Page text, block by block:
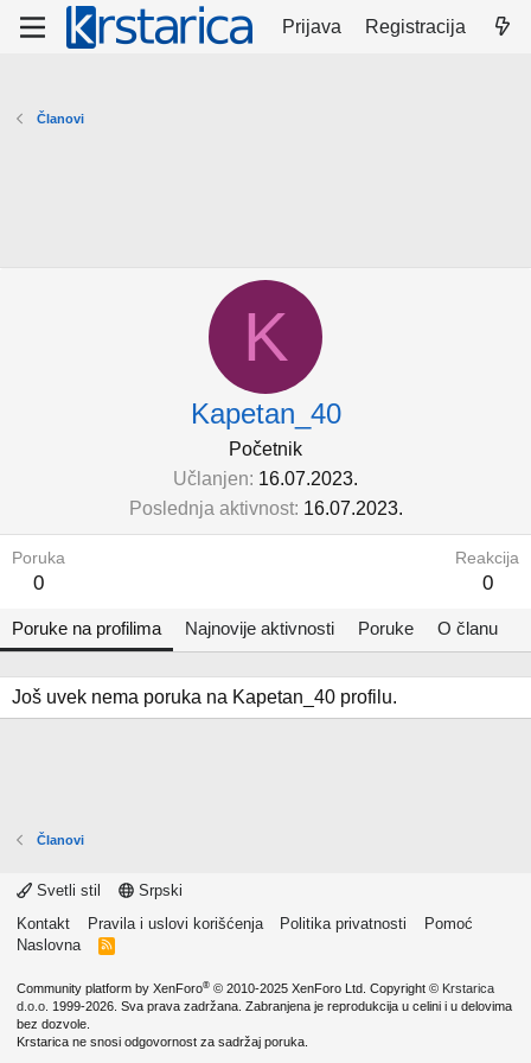
Prijava Registracija
Članovi
K
Kapetan_40
Početnik
Učlanjen 16.07.2023.
Poslednja aktivnost 16.07.2023.
Poruka
0
Reakcija
0
Poruke na profilima Najnovije aktivnosti Poruke O članu
Još uvek nema poruka na Kapetan_40 profilu.
Članovi
Svetli stil
Srpski
Kontakt
Pravila i uslovi korišćenja Politika privatnosti
Pomoć
Naslovna
R
Community platform by XenForo® © 2010-2025 XenForo Ltd. Copyright © Krstarica
d.o.o. 1999-2026. Sva prava zadržana. Zabranjena je reprodukcija u celini i u delovima
bez dozvole.
Krstarica ne snosi odgovornost za sadržaj poruka.